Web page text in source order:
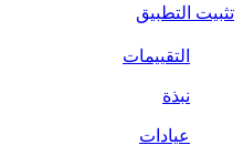
تثبيت التطبيق
التقييمات
نبذة
عيادات